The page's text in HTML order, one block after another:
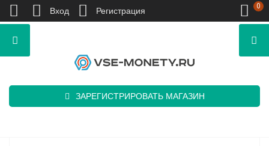
ЗАРЕГИСТРИРОВАТЬ МАГАЗИН
Вход Регистрация 0